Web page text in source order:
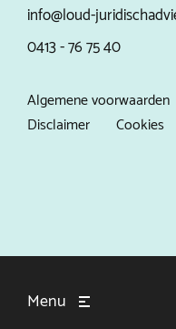
Menu
info@loud-
0413 - 76 75 40
Algemene voorwaarden
Disclaimer
Cookies